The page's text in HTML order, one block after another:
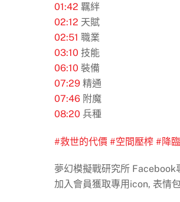
01:42 羈絆
02:12 ​ 天賦
02:51 ​ 職業
03:10 技能
06:10 裝備
07:29 ​ 精通
07:46 附魔
08:20 ​ 兵種
#救世的代價 #空間壓榨 #降臨
夢幻模擬戰研究所 Facebook
加入會員獲取專用icon, 表情